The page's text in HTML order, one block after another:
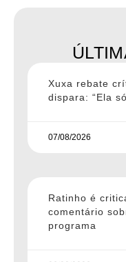
Xuxa rebate
dispara: “Ela
07/08/2026
Ratinho é
comentário
programa